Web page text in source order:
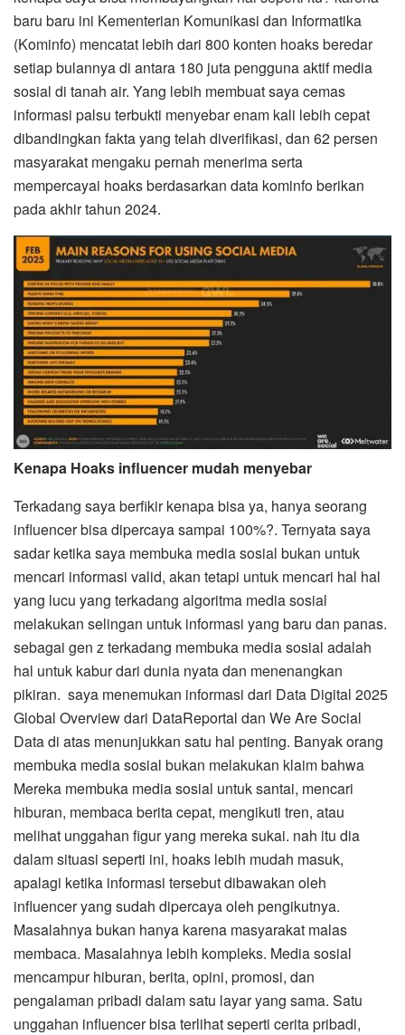
baru baru ini Kementerian Komunikasi dan Informatika
(Kominfo) mencatat lebih dari 800 konten hoaks beredar
setiap bulannya di antara 180 juta pengguna aktif media
sosial di tanah air. Yang lebih membuat saya cemas
informasi palsu terbukti menyebar enam kali lebih cepat
dibandingkan fakta yang telah diverifikasi, dan 62 persen
masyarakat mengaku pernah menerima serta
mempercayai hoaks berdasarkan data kominfo berikan
pada akhir tahun 2024.
Kenapa Hoaks influencer mudah menyebar
Terkadang saya berfikir kenapa bisa ya, hanya seorang
influencer bisa dipercaya sampai 100%?. Ternyata saya
sadar ketika saya membuka media sosial bukan untuk
mencari informasi valid, akan tetapi untuk mencari hal hal
yang lucu yang terkadang algoritma media sosial
melakukan selingan untuk informasi yang baru dan panas.
sebagai gen z terkadang membuka media sosial adalah
hal untuk kabur dari dunia nyata dan menenangkan
pikiran. saya menemukan informasi dari Data Digital 2025
Global Overview dari DataReportal dan We Are Social
Data di atas menunjukkan satu hal penting. Banyak orang
membuka media sosial bukan melakukan klaim bahwa
Mereka membuka media sosial untuk santai, mencari
hiburan, membaca berita cepat, mengikuti tren, atau
melihat unggahan figur yang mereka sukai. nah itu dia
dalam situasi seperti ini, hoaks lebih mudah masuk,
apalagi ketika informasi tersebut dibawakan oleh
influencer yang sudah dipercaya oleh pengikutnya.
Masalahnya bukan hanya karena masyarakat malas
membaca. Masalahnya lebih kompleks. Media sosial
mencampur hiburan, berita, opini, promosi, dan
pengalaman pribadi dalam satu layar yang sama. Satu
unggahan influencer bisa terlihat seperti cerita pribadi,